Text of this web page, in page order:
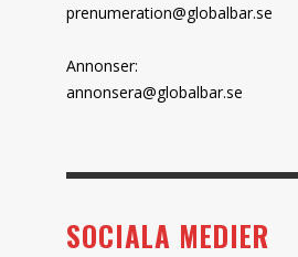
prenumeration@globalbar.se
Annonser:
annonsera@globalbar.se
SOCIALA MEDIER